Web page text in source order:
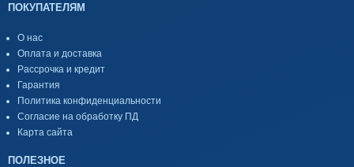
ПОКУПАТЕЛЯМ
О нас
Оплата и доставка
Рассрочка и кредит
Гарантия
Политика конфиденциальности
Согласие на обработку ПД
Карта сайта
ПОЛЕЗНОЕ